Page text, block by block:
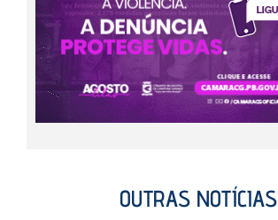
OUTRAS NOTÍCIAS